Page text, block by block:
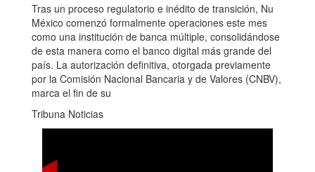
Tras un proceso regulatorio e inédito de transición, Nu
México comenzó formalmente operaciones este mes
como una institución de banca múltiple, consolidándose
de esta manera como el banco digital más grande del
país. La autorización definitiva, otorgada previamente
por la Comisión Nacional Bancaria y de Valores (CNBV),
marca el fin de su
Tribuna Noticias